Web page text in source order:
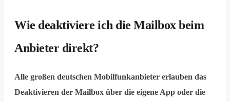
Wie deaktiviere ich die Mailbox beim
Anbieter direkt?
Alle großen deutschen Mobilfunkanbieter erlauben das
Deaktivieren der Mailbox über die eigene App oder die